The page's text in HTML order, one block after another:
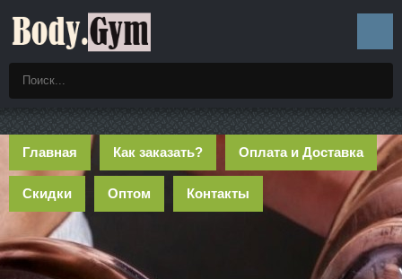
Главная Как заказать? Оплата и Доставка
Скидки Оптом Контакты